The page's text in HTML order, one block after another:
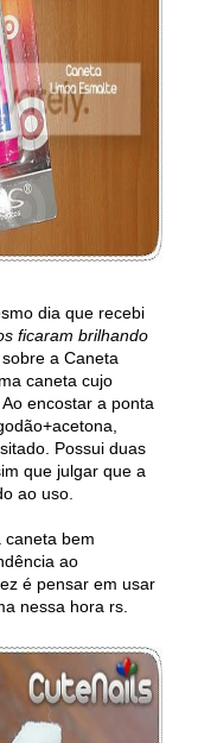
dia que recebi
ficaram brilhando
a Caneta
caneta cujo
encostar a ponta
Possui duas
que julgar que a
ao uso.
caneta bem
ao
é pensar em usar
nessa hora rs.